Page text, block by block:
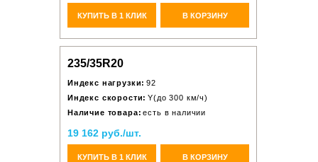
КУПИТЬ В 1 КЛИК В КОРЗИНУ
235/35R20
Индекс нагрузки: 92
Индекс скорости: Y(до 300 км/ч)
Наличие товара: есть в наличии
19 162 руб./шт.
КУПИТЬ В 1 КЛИК В КОРЗИНУ